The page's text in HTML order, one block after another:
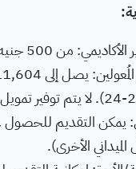
2,000 جنيه إسترليني لحضور المؤتمرات والدورات.
يمكن التقديم للحصول
الأخرى).